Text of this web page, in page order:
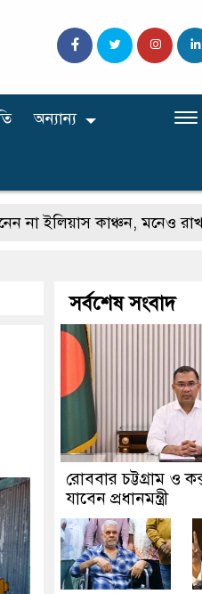
অন্যান্য
কাঞ্চন, মনেও রাখতে
সর্বশেষ সংবাদ
রোববার চট্টগ্রাম ও
যাবেন প্রধানমন্ত্রী